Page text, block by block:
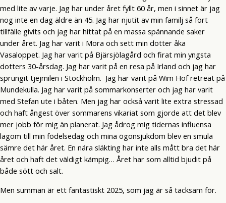
med lite av varje. Jag har under året fyllt 60 år, men i sinnet är jag
nog inte en dag äldre än 45. Jag har njutit av min familj så fort
tillfälle givits och jag har hittat på en massa spännande saker
under året. Jag har varit i Mora och sett min dotter åka
Vasaloppet. Jag har varit på Bjärsjölagård och firat min yngsta
dotters 30-årsdag. Jag har varit på en resa på Irland och jag har
sprungit tjejmilen i Stockholm. Jag har varit på Wim Hof retreat på
Mundekulla. Jag har varit på sommarkonserter och jag har varit
med Stefan ute i båten. Men jag har också varit lite extra stressad
och haft ångest över sommarens vikariat som gjorde att det blev
mer jobb för mig än planerat. Jag ådrog mig tidernas influensa
lagom till min födelsedag och mina ögonsjukdom blev en smula
sämre det här året. En nära släkting har inte alls mått bra det här
året och haft det väldigt kämpig… Året har som alltid bjudit på
både sött och salt.
Men summan är ett fantastiskt 2025, som jag är så tacksam för.